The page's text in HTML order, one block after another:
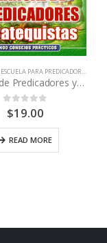
ESCUELA PARA PREDICADORES
Manual de Predicadores y Catequistas
out of 5
$19.00
READ MORE